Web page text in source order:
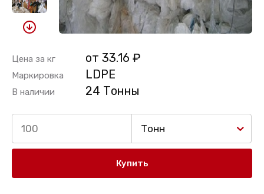
Цена за кг от 33.16 ₽
Маркировка LDPE
В наличии 24 Тонны
Тонн
Купить